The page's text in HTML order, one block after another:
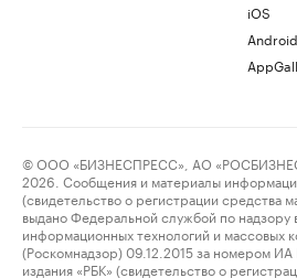
iOS
Android
© ООО «БИЗНЕСПРЕСС», АО
2026. Сообщения и материалы
(свидетельство о регистрации средства
выдано Федеральной службой по надзору
информационных технологий и массовых
(Роскомнадзор) 09.12.2015 за номером
издания «РБК» (свидетельство о